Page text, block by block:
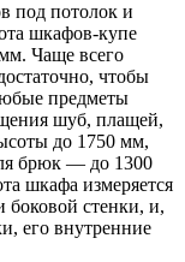
под потолок и
шкафов-купе
Чаще всего
чтобы
предметы
шуб, плащей,
до 1750 мм,
брюк — до 1300
шкафа измеряется
боковой стенки, и,
его внутренние